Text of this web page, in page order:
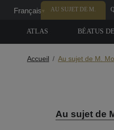
Français AU SUJET DE M.
ATLAS BÉATUS
Accueil Au sujet de M.
Au sujet de